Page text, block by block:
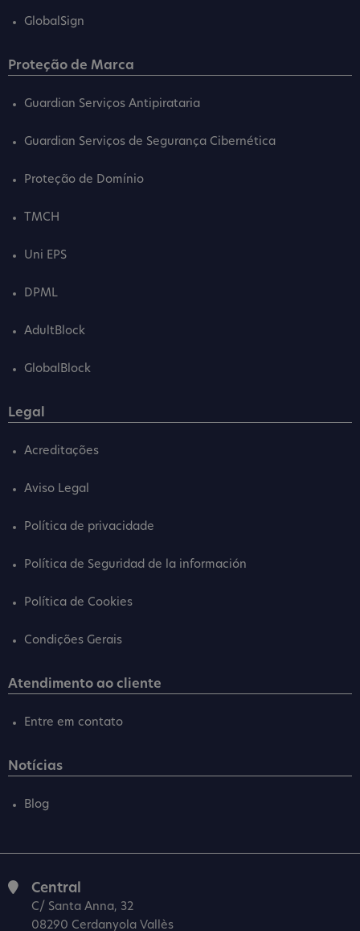
GlobalSign
Proteção de Marca
Guardian Serviços Antipirataria
Guardian Serviços de Segurança Cibernética
Proteção de Domínio
TMCH
Uni EPS
DPML
AdultBlock
GlobalBlock
Legal
Acreditações
Aviso Legal
Política de privacidade
Política de Seguridad de la información
Política de Cookies
Condições Gerais
Atendimento ao cliente
Entre em contato
Notícias
Blog
Central
C/ Santa Anna, 32
08290 Cerdanyola Vallès